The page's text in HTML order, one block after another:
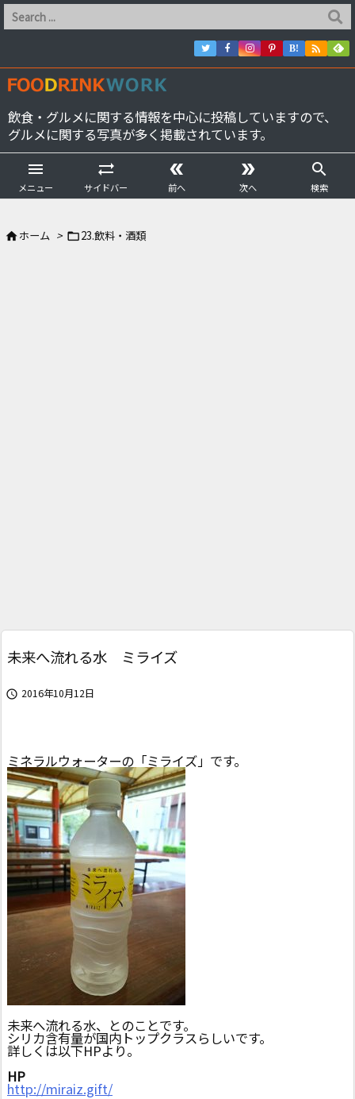
飲食・グルメに関する情報を中心に投稿していますので、
グルメに関する写真が多く掲載されています。

メニュー

サイドバー

前へ

次へ

検索
B! 
ホーム > 23.飲料・酒類
未来へ流れる水 ミライズ
 2016年10月12日
ミネラルウォーターの「ミライズ」です。
未来へ流れる水、とのことです。
シリカ含有量が国内トップクラスらしいです。
詳しくは以下HPより。
HP
http://miraiz.gift/